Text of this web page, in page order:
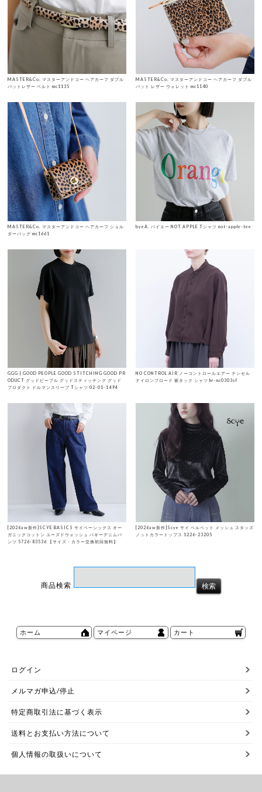
MASTER&Co. マスターアンドコー ヘアカーフ ダブル
バットレザー ベルト mc1135
MASTER&Co. マスターアンドコー ヘアカーフ ダブル
バット レザー ウォレット mc1140
MASTER&Co. マスターアンドコー ヘアカーフ ショル
ダーバッグ mc1661
byeA. バイエー NOT APPLE Tシャツ not-apple-tee
GGG | GOOD PEOPLE GOOD STITCHING GOOD PR
ODUCT グッドピープル グッドスティッチング グッド
プロダクト ドルマンスリーブ Tシャツ 02-01-1494
NO CONTROL AIR ノーコントロールエアー テンセル
ナイロンブロード 裾タック シャツ hr-nc0303sf
[2026aw新作]SCYE BASICS サイベーシックス オー
ガニックコットン ユーズドウォッシュ バギーデニムパ
ンツ 5726-83536 【サイズ・カラー交換初回無料】
[2026aw新作]Scye サイ ベルベット メッシュ スタッズ
ノットカラートップス 1226-23205
商品検索
ホーム マイページ カート
ログイン
メルマガ申込/停止
特定商取引法に基づく表示
送料とお支払い方法について
個人情報の取扱いについて